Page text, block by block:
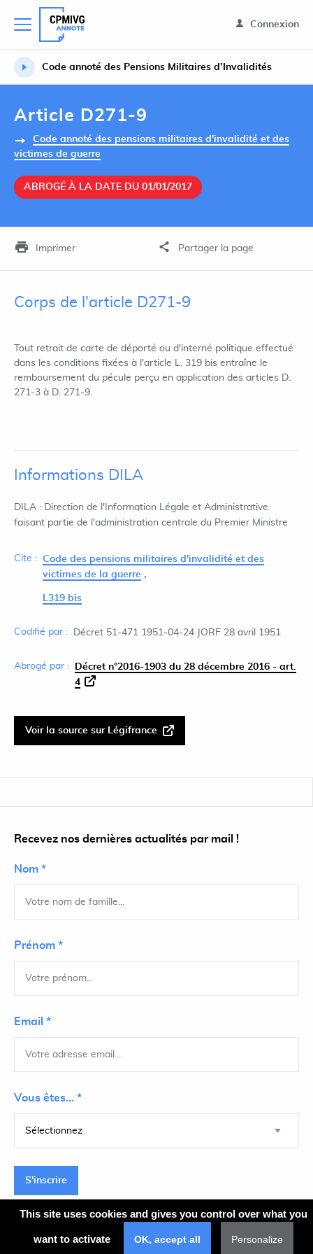
Connexion
Code annoté des Pensions Militaires d’Invalidités
Article D271-9
Code annoté des pensions militaires d'invalidité et des
victimes de guerre
ABROGÉ À LA DATE DU 01/01/2017
Imprimer Partager la page
Corps de l'article D271-9
Tout retrait de carte de déporté ou d'interné politique effectué
dans les conditions fixées à l'article L. 319 bis entraîne le
remboursement du pécule perçu en application des articles D.
271-3 à D. 271-9.
Informations DILA
DILA : Direction de l'Information Légale et Administrative
faisant partie de l'administration centrale du Premier Ministre
Cite : Code des pensions militaires d'invalidité et des
victimes de la guerre
L319 bis
Codifié par : Décret 51-471 1951-04-24 JORF 28 avril 1951
Abrogé par :
Décret n°2016-1903 du 28 décembre 2016 - art.
4
Voir la source sur Légifrance
Recevez nos dernières actualités par mail !
Nom *
Prénom *
Email *
Vous êtes... *
S'inscrire
This site uses cookies and gives you control over what you
want to activate OK, accept all Personalize